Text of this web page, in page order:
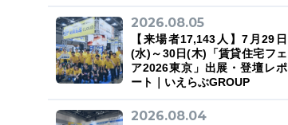
2026.08.05
【来場者17,143人】7月29日
(水)～30日(木)「賃貸住宅フェ
ア2026東京」出展・登壇レポ
ート｜いえらぶGROUP
2026.08.04